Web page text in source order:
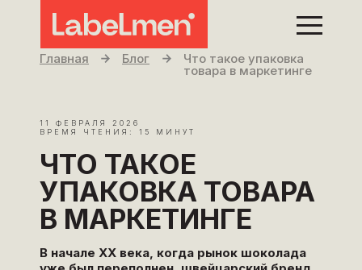
Главная Блог Что такое упаковка
товара в маркетинге
ЧТО ТАКОЕ
УПАКОВКА ТОВАРА
В МАРКЕТИНГЕ
11 ФЕВРАЛЯ 2026
ВРЕМЯ ЧТЕНИЯ: 15 МИНУТ
В начале XX века, когда рынок шоколада